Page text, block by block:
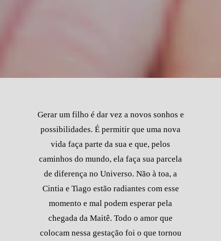
Gerar um filho é dar vez a novos sonhos e
possibilidades. É permitir que uma nova
vida faça parte da sua e que, pelos
caminhos do mundo, ela faça sua parcela
de diferença no Universo. Não à toa, a
Cintia e Tiago estão radiantes com esse
momento e mal podem esperar pela
chegada da Maitê. Todo o amor que
colocam nessa gestação foi o que tornou